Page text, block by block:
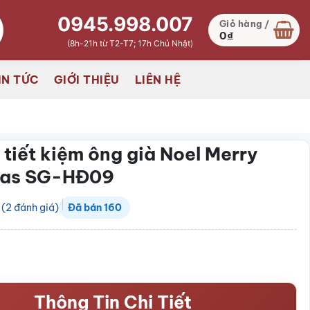
0945.998.007
(8h-21h từ T2-T7; 17h Chủ Nhật)
Giỏ hàng /
0₫
TỨC GIỚI THIỆU LIÊN HỆ
kiệm ông già Noel Merry
SG-HĐ09
(2 đánh giá) Đã bán160
Thông Tin Chi Tiết